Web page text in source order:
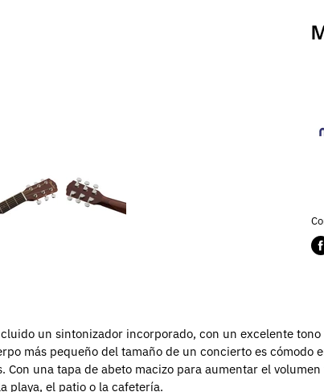
un sintonizador incorporado, con un excelente
más pequeño del tamaño de un concierto es cómodo
Con una tapa de abeto macizo para aumentar el
playa, el patio o la cafetería.